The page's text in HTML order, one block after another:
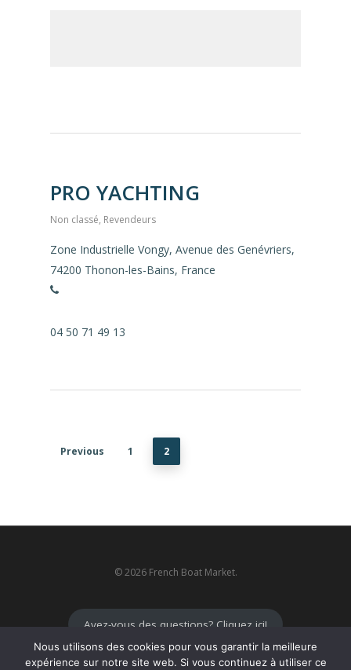
PRO YACHTING
Non classé, Revendeurs
Zone Industrielle Vongy, Avenue des Genévriers,
74200 Thonon-les-Bains, France
04 50 71 49 13
Previous 1 2
© 2026 French Boat Market.
Avez-vous des questions? Cliquez ici!
Nous utilisons des cookies pour vous garantir la meilleure
expérience sur notre site web. Si vous continuez à utiliser ce